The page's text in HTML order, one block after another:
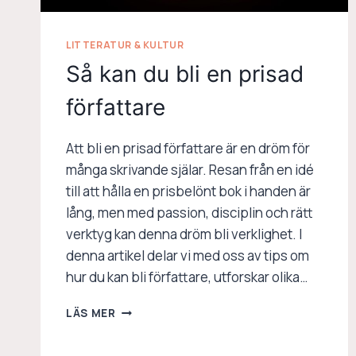
LITTERATUR & KULTUR
Så kan du bli en prisad
författare
Att bli en prisad författare är en dröm för
många skrivande själar. Resan från en idé
till att hålla en prisbelönt bok i handen är
lång, men med passion, disciplin och rätt
verktyg kan denna dröm bli verklighet. I
denna artikel delar vi med oss av tips om
hur du kan bli författare, utforskar olika…
LÄS MER SÅ